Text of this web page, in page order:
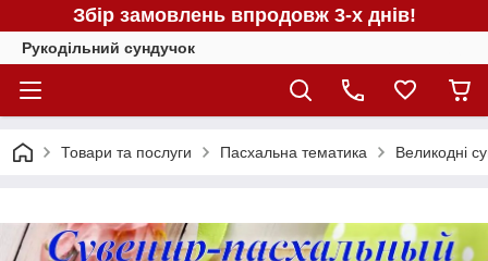
Збір замовлень впродовж 3-х днів!
Рукодільний сундучок
Товари та послуги Пасхальна тематика Великодні